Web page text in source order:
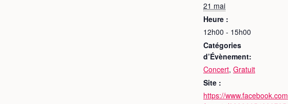
21 mai
Heure :
12h00 - 15h00
Catégories
d’Évènement:
Concert, Gratuit
Site :
https://www.facebook.com